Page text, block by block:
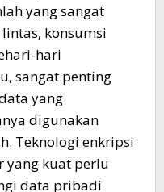
yang sangat
konsumsi
hari
sangat penting
yang
digunakan
Teknologi enkripsi
yang kuat perlu
data pribadi